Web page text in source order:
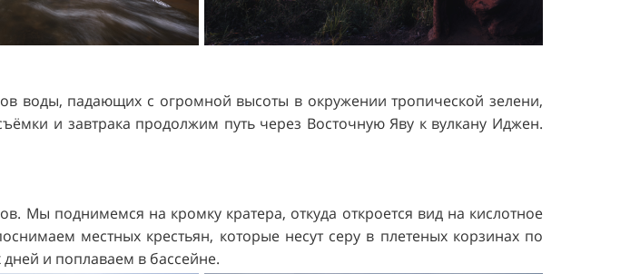
воды, падающих с огромной высоты в окружении тропической зелени,
и завтрака продолжим путь через Восточную Яву к вулкану Иджен.
Мы поднимемся на кромку кратера, откуда откроется вид на кислотное
местных крестьян, которые несут серу в плетеных корзинах по
и поплаваем в бассейне.